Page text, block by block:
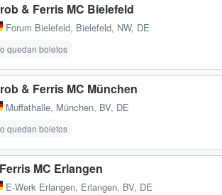
& Ferris MC Bielefeld
Forum Bielefeld, Bielefeld, NW, DE
quedan boletos
& Ferris MC München
Muffathalle, München, BV, DE
quedan boletos
MC Erlangen
E-Werk Erlangen, Erlangen, BV, DE